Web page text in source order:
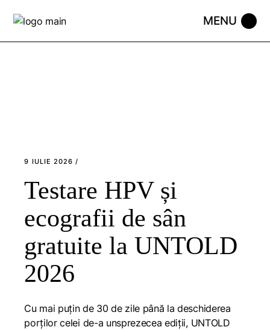
the
9 IULIE 2026
Testare HPV și
ecografii de sân
gratuite la UNTOLD
2026
Cu mai puțin de 30 de zile până la deschiderea
porților celei de-a unsprezecea ediții, UNTOLD